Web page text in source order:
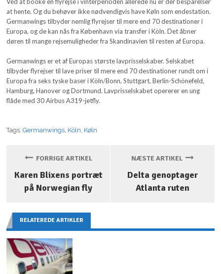
Ved at booke en flyrejse i vinterperioden allerede nu er der besparelser
at hente. Og du behøver ikke nødvendigvis have Køln som endestation.
Germanwings tilbyder nemlig flyrejser til mere end 70 destinationer i
Europa, og de kan nås fra København via transfer i Köln. Det åbner
døren til mange rejsemuligheder fra Skandinavien til resten af Europa.
Germanwings er et af Europas største lavprisselskaber. Selskabet
tilbyder flyrejser til lave priser til mere end 70 destinationer rundt om i
Europa fra seks tyske baser i Köln/Bonn, Stuttgart, Berlin-Schönefeld,
Hamburg, Hanover og Dortmund. Lavprisselskabet opererer en ung
flåde med 30 Airbus A319-jetfly.
Tags:Germanwings, Köln, Køln
FORRIGE ARTIKEL
Karen Blixens portræt
på Norwegian fly
NÆSTE ARTIKEL
Delta genoptager
Atlanta ruten
RELATEREDE ARTIKLER